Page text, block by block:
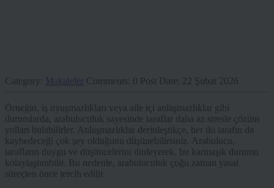
Category: Makaleler Comments: 0 Post Date: 22 Şubat 2026
Örneğin, iş uyuşmazlıkları veya aile içi anlaşmazlıklar gibi
durumlarda, arabuluculuk sayesinde taraflar daha az stresle çözüm
yolları bulabilirler. Anlaşmazlıklar derinleştikçe, her iki tarafın da
kaybedeceği çok şey olduğunu düşünebilirsiniz. Arabulucu,
tarafların duygu ve düşüncelerini dinleyerek, bu karmaşık durumu
kolaylaştırabilir. Bu nedenle, arabuluculuk çoğu zaman yasal
süreçten önce tercih edilir.